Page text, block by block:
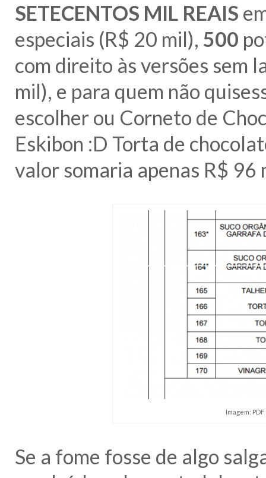
SETECENTOS MIL REAIS
especiais (R$ 20 mil), 500
com direito às versões sem
mil), e para quem não
escolher ou Corneto de
Eskibon :D Torta de
valor somaria apenas R$ 96
Imagem:
Se a fome fosse de algo